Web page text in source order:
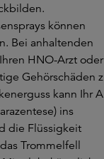
können
Bei anhaltenden
HNO-Arzt oder
Gehörschäden
kann Ihr
ins
die Flüssigkeit
Trommelfell